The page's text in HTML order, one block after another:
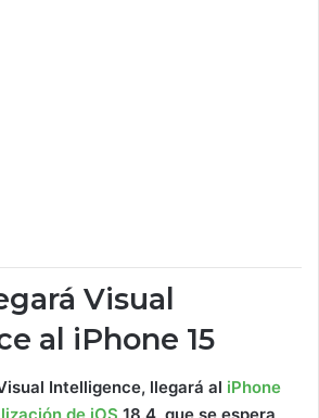
Visual
al iPhone 15
Intelligence, llegará al iPhone